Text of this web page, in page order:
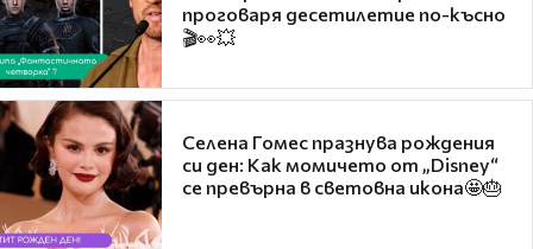
проговаря десетилетие по-късно
🎬👀💥
Селена Гомес празнува рождения
си ден: Как момичето от „Disney“
се превърна в световна икона🤩🎂